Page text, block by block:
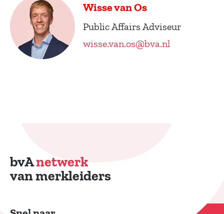
Wisse van Os
Public Affairs Adviseur
wisse.van.os@bva.nl
bvAnetwerk
van merkleiders